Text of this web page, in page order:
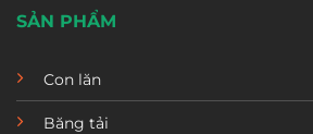
SẢN PHẨM
Con lăn
Băng tải